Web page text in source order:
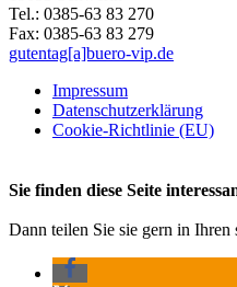
Tel.: 0385-63 83 270
Fax: 0385-63 83 279
gutentag[a]buero-vip.de
Impressum
Datenschutz­erklärung
Cookie-Richtlinie (EU)
Sie finden diese Seite
Dann teilen Sie sie gern in Ihren